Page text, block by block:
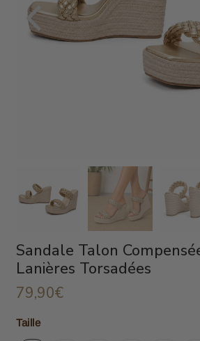
Sandale Talon
Lanières Torsadées
79,90€
price
Taille